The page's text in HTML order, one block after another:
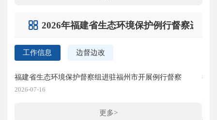
2026年福建省生态环境保护例行督察进行时
工作信息 边督边改
福建省生态环境保护督察组进驻福州市开展例行督察
2026-07-16
更多>
福